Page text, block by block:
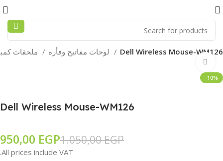
Dell Wireless Mouse-WM126
-10%
Dell Wireless Mouse-WM126
1.050,00EGP
950,00 EGP
All prices include VAT.